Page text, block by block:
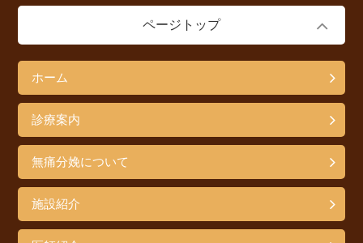
ページトップ
ホーム
診療案内
無痛分娩について
施設紹介